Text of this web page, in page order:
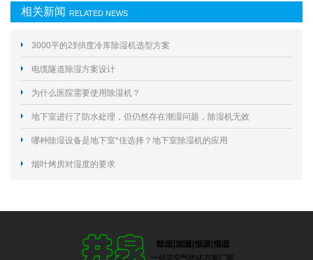
相关新闻 RELATED NEWS
3000平的2到8度冷库除湿机选型方案
电缆隧道除湿方案设计
为什么医院需要使用除湿机？
地下室进行了防水处理，但仍然存在潮湿问题，除湿机无效
哪种除湿设备是地下室*佳选择？地下室除湿机的应用
烟叶烤房对湿度的要求